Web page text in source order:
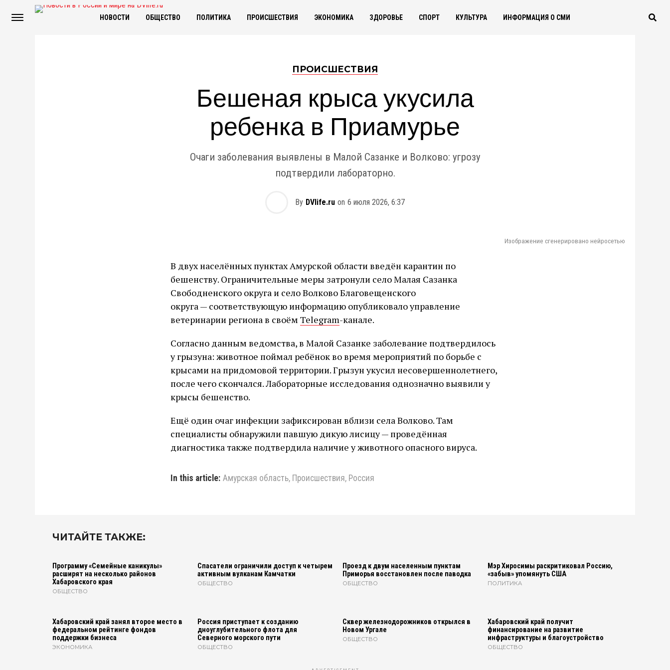
НОВОСТИ ОБЩЕСТВО ПОЛИТИКА ПРОИСШЕСТВИЯ ЭКОНОМИКА ЗДОРОВЬЕ СПОРТ КУЛЬТУРА ИНФОРМАЦИЯ О СМИ
ПРОИСШЕСТВИЯ
Бешеная крыса укусила
ребенка в Приамурье
Очаги заболевания выявлены в Малой Сазанке и Волково: угрозу
подтвердили лабораторно.
By DVlife.ru on 6 июля 2026, 6:37
Изображение сгенерировано нейросетью
В двух населённых пунктах Амурской области введён карантин по
бешенству. Ограничительные меры затронули село Малая Сазанка
Свободненского округа и село Волково Благовещенского
округа — соответствующую информацию опубликовало управление
ветеринарии региона в своём Telegram-канале.
Согласно данным ведомства, в Малой Сазанке заболевание подтвердилось
у грызуна: животное поймал ребёнок во время мероприятий по борьбе с
крысами на придомовой территории. Грызун укусил несовершеннолетнего,
после чего скончался. Лабораторные исследования однозначно выявили у
крысы бешенство.
Ещё один очаг инфекции зафиксирован вблизи села Волково. Там
специалисты обнаружили павшую дикую лисицу — проведённая
диагностика также подтвердила наличие у животного опасного вируса.
In this article: Амурская область, Происшествия, Россия
ЧИТАЙТЕ ТАКЖЕ:
Программу «Семейные каникулы»
расширят на несколько районов
Хабаровского края
ОБЩЕСТВО
Спасатели ограничили доступ к четырем
активным вулканам Камчатки
ОБЩЕСТВО
Проезд к двум населенным пунктам
Приморья восстановлен после паводка
ОБЩЕСТВО
Мэр Хиросимы раскритиковал Россию,
«забыв» упомянуть США
ПОЛИТИКА
Хабаровский край занял второе место в
федеральном рейтинге фондов
поддержки бизнеса
ЭКОНОМИКА
Россия приступает к созданию
дноуглубительного флота для
Северного морского пути
ОБЩЕСТВО
Сквер железнодорожников открылся в
Новом Ургале
ОБЩЕСТВО
Хабаровский край получит
финансирование на развитие
инфраструктуры и благоустройство
ОБЩЕСТВО